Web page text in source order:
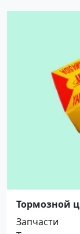
Тормозной
YAMASIDA
Запчасти